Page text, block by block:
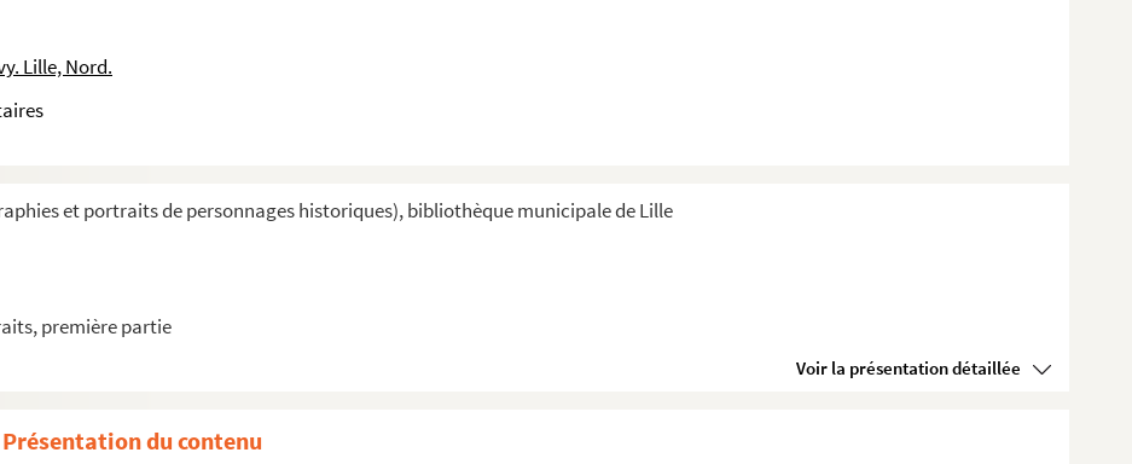
Lille, Nord.
et portraits de personnages historiques), bibliothèque municipale de Lille
première partie
Voir la présentation détaillée
Présentation du contenu